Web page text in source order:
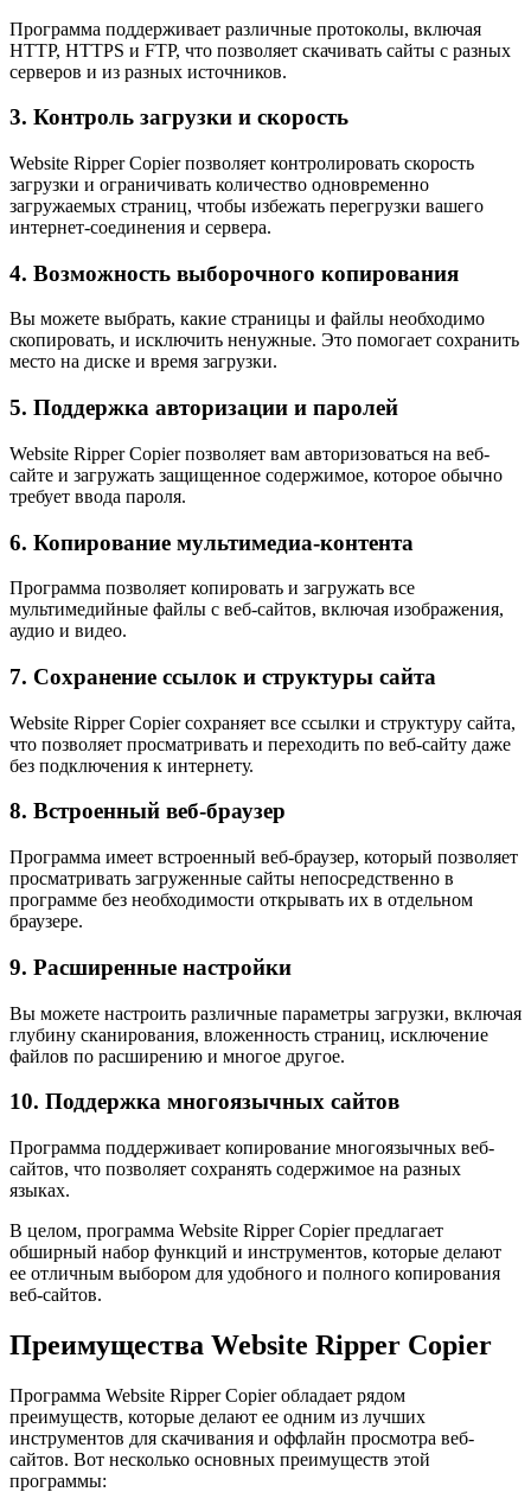
Программа поддерживает различные протоколы, включая
HTTP, HTTPS и FTP, что позволяет скачивать сайты с разных
серверов и из разных источников.
3. Контроль загрузки и скорость
Website Ripper Copier позволяет контролировать скорость
загрузки и ограничивать количество одновременно
загружаемых страниц, чтобы избежать перегрузки вашего
интернет-соединения и сервера.
4. Возможность выборочного копирования
Вы можете выбрать, какие страницы и файлы необходимо
скопировать, и исключить ненужные. Это помогает сохранить
место на диске и время загрузки.
5. Поддержка авторизации и паролей
Website Ripper Copier позволяет вам авторизоваться на веб-
сайте и загружать защищенное содержимое, которое обычно
требует ввода пароля.
6. Копирование мультимедиа-контента
Программа позволяет копировать и загружать все
мультимедийные файлы с веб-сайтов, включая изображения,
аудио и видео.
7. Сохранение ссылок и структуры сайта
Website Ripper Copier сохраняет все ссылки и структуру сайта,
что позволяет просматривать и переходить по веб-сайту даже
без подключения к интернету.
8. Встроенный веб-браузер
Программа имеет встроенный веб-браузер, который позволяет
просматривать загруженные сайты непосредственно в
программе без необходимости открывать их в отдельном
браузере.
9. Расширенные настройки
Вы можете настроить различные параметры загрузки, включая
глубину сканирования, вложенность страниц, исключение
файлов по расширению и многое другое.
10. Поддержка многоязычных сайтов
Программа поддерживает копирование многоязычных веб-
сайтов, что позволяет сохранять содержимое на разных
языках.
В целом, программа Website Ripper Copier предлагает
обширный набор функций и инструментов, которые делают
ее отличным выбором для удобного и полного копирования
веб-сайтов.
Преимущества Website Ripper Copier
Программа Website Ripper Copier обладает рядом
преимуществ, которые делают ее одним из лучших
инструментов для скачивания и оффлайн просмотра веб-
сайтов. Вот несколько основных преимуществ этой
программы: